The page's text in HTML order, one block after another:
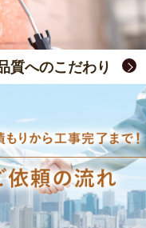
質へのこだわり